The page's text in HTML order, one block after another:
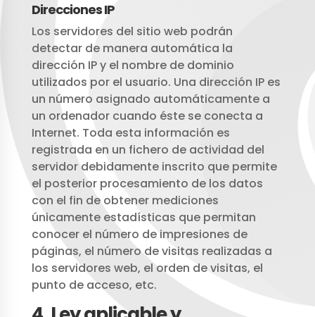
Direcciones IP
Los servidores del sitio web podrán
detectar de manera automática la
dirección IP y el nombre de dominio
utilizados por el usuario. Una dirección IP es
un número asignado automáticamente a
un ordenador cuando éste se conecta a
Internet. Toda esta información es
registrada en un fichero de actividad del
servidor debidamente inscrito que permite
el posterior procesamiento de los datos
con el fin de obtener mediciones
únicamente estadísticas que permitan
conocer el número de impresiones de
páginas, el número de visitas realizadas a
los servidores web, el orden de visitas, el
punto de acceso, etc.